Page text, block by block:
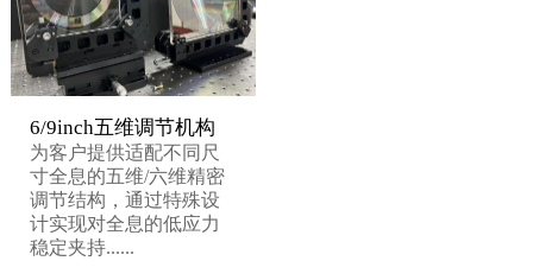
6/9inch五维调节机构
为客户提供适配不同尺
寸全息的五维/六维精密
调节结构，通过特殊设
计实现对全息的低应力
稳定夹持......